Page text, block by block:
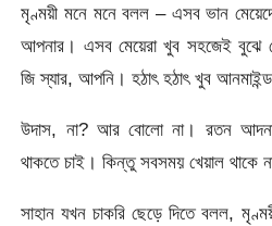
মৃণ্ময়ী মনে মনে বলল – এসব ভান
আপনার। এসব মেয়েরা খুব সহজেই বুঝে
জি স্যার, আপনি। হঠাৎ হঠাৎ খুব
উদাস, না? আর বোলো না। রতন
থাকতে চাই। কিন্তু সবসময় খেয়াল থাকে
সাহান যখন চাকরি ছেড়ে দিতে বলল,